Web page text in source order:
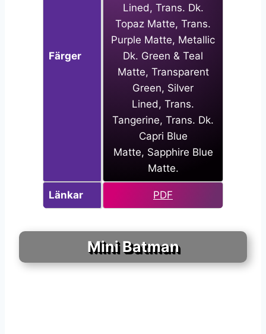
Färger
Lined, Trans. Dk.
Topaz Matte, Trans.
Purple Matte, Metallic
Dk. Green & Teal
Matte, Transparent
Green, Silver
Lined, Trans.
Tangerine, Trans. Dk.
Capri Blue
Matte, Sapphire Blue
Matte.
Länkar PDF
Mini Batman